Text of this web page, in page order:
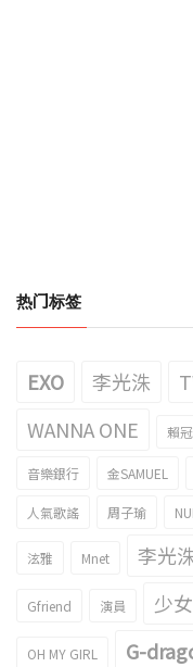
热门标签
EXO 李光洙
WANNA ONE 賴
音樂銀行 金SAMUEL
人氣歌謠 周子瑜
泫雅 Mnet 李光
Gfriend 演員 少
OH MY GIRL G-